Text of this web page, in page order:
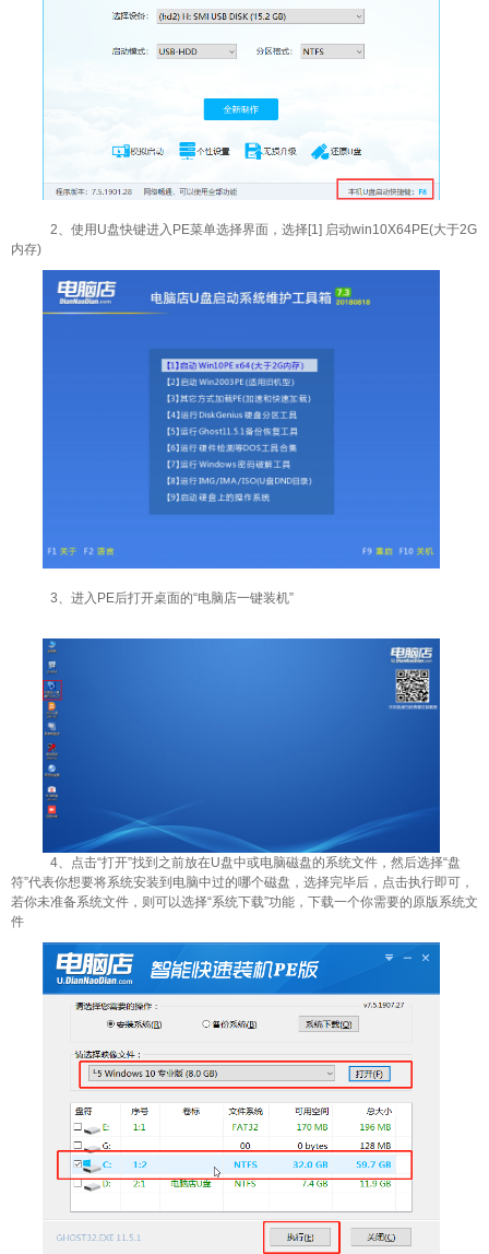
2、使用U盘快键进入PE菜单选择界面，选择[1] 启动win10X64PE(大于2G
内存)
3、进入PE后打开桌面的“电脑店一键装机”
4、点击“打开”找到之前放在U盘中或电脑磁盘的系统文件，然后选择“盘
符”代表你想要将系统安装到电脑中过的哪个磁盘，选择完毕后，点击执行即可，
若你未准备系统文件，则可以选择“系统下载”功能，下载一个你需要的原版系统文
件